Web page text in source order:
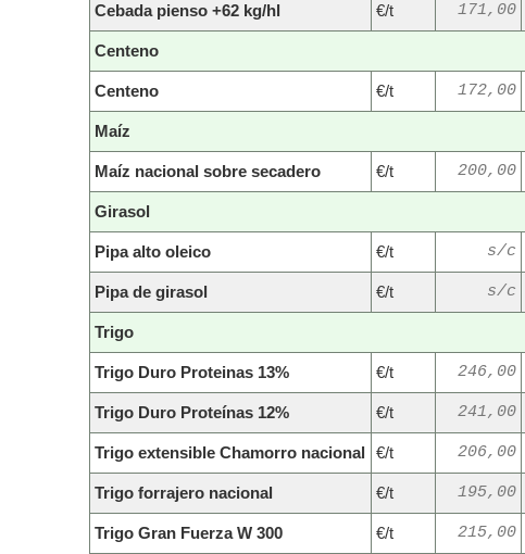
Cebada pienso +62 kg/hl €/t 171,00
Centeno
Centeno €/t 172,00
Maíz
Maíz nacional sobre secadero €/t 200,00
Girasol
Pipa alto oleico €/t s/c
Pipa de girasol €/t s/c
Trigo
Trigo Duro Proteinas 13% €/t 246,00
Trigo Duro Proteínas 12% €/t 241,00
Trigo extensible Chamorro nacional €/t 206,00
Trigo forrajero nacional €/t 195,00
Trigo Gran Fuerza W 300 €/t 215,00